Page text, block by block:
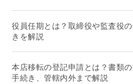
役員任期とは？取締役や監査役
きを解説
本店移転の登記申請とは？書類
手続き、管轄内外まで解説